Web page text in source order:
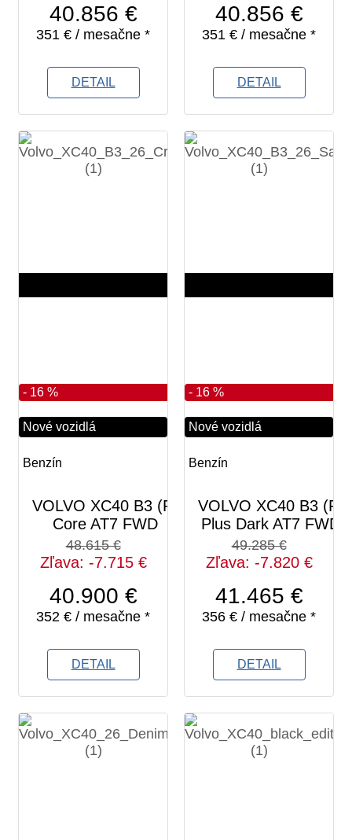
40.856 €
351 € / mesačne *
DETAIL
40.856 €
351 € / mesačne *
DETAIL
- 16 %
Nové vozidlá
Benzín
VOLVO XC40 B3 (P)
Core AT7 FWD
48.615 €
Zľava: -7.715 €
40.900 €
352 € / mesačne *
DETAIL
- 16 %
Nové vozidlá
Benzín
VOLVO XC40 B3 (P)
Plus Dark AT7 FWD
49.285 €
Zľava: -7.820 €
41.465 €
356 € / mesačne *
DETAIL